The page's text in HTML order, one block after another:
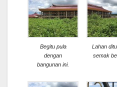
Begitu pula
dengan
bangunan ini.
Lahan
semak